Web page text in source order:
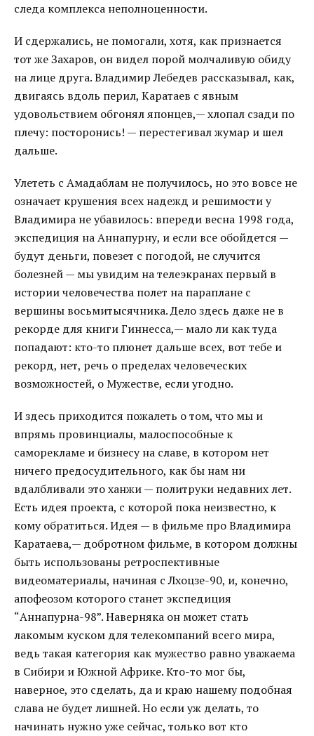
следа комплекса неполноценности.
И сдержались, не помогали, хотя, как признается
тот же Захаров, он видел порой молчаливую обиду
на лице друга. Владимир Лебедев рассказывал, как,
двигаясь вдоль перил, Каратаев с явным
удовольствием обгонял японцев,— хлопал сзади по
плечу: посторонись! — перестегивал жумар и шел
дальше.
Улететь с Амадаблам не получилось, но это вовсе не
означает крушения всех надежд и решимости у
Владимира не убавилось: впереди весна 1998 года,
экспедиция на Аннапурну, и если все обойдется —
будут деньги, повезет с погодой, не случится
болезней — мы увидим на телеэкранах первый в
истории человечества полет на параплане с
вершины восьмитысячника. Дело здесь даже не в
рекорде для книги Гиннесса,— мало ли как туда
попадают: кто-то плюнет дальше всех, вот тебе и
рекорд, нет, речь о пределах человеческих
возможностей, о Мужестве, если угодно.
И здесь приходится пожалеть о том, что мы и
впрямь провинциалы, малоспособные к
саморекламе и бизнесу на славе, в котором нет
ничего предосудительного, как бы нам ни
вдалбливали это ханжи — политруки недавних лет.
Есть идея проекта, с которой пока неизвестно, к
кому обратиться. Идея — в фильме про Владимира
Каратаева,— добротном фильме, в котором должны
быть использованы ретроспективные
видеоматериалы, начиная с Лхоцзе-90, и, конечно,
апофеозом которого станет экспедиция
“Аннапурна-98”. Наверняка он может стать
лакомым куском для телекомпаний всего мира,
ведь такая категория как мужество равно уважаема
в Сибири и Южной Африке. Кто-то мог бы,
наверное, это сделать, да и краю нашему подобная
слава не будет лишней. Но если уж делать, то
начинать нужно уже сейчас, только вот кто